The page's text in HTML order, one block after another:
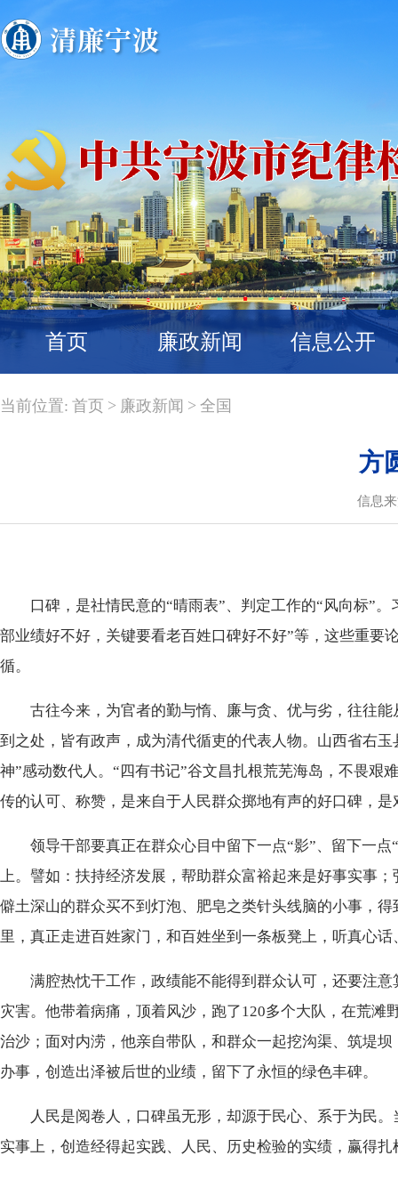
首页 廉政新闻 信息公开
当前位置: 首页 > 廉政新闻 > 全国
方
信息
口碑，是社情民意的“晴雨表”、判定工作的“风向标”。
部业绩好不好，关键要看老百姓口碑好不好”等，这些重要
循。
古往今来，为官者的勤与惰、廉与贪、优与劣，往往能
到之处，皆有政声，成为清代循吏的代表人物。山西省右
神”感动数代人。“四有书记”谷文昌扎根荒芜海岛，不畏
传的认可、称赞，是来自于人民群众掷地有声的好口碑，
领导干部要真正在群众心目中留下一点“影”、留下一点
上。譬如：扶持经济发展，帮助群众富裕起来是好事实事
僻土深山的群众买不到灯泡、肥皂之类针头线脑的小事，
里，真正走进百姓家门，和百姓坐到一条板凳上，听真心
满腔热忱干工作，政绩能不能得到群众认可，还要注意
灾害。他带着病痛，顶着风沙，跑了120多个大队，在荒
治沙；面对内涝，他亲自带队，和群众一起挖沟渠、筑堤
办事，创造出泽被后世的业绩，留下了永恒的绿色丰碑。
人民是阅卷人，口碑虽无形，却源于民心、系于为民。
实事上，创造经得起实践、人民、历史检验的实绩，赢得